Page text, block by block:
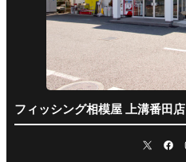
フィッシング相模屋 上溝番田店